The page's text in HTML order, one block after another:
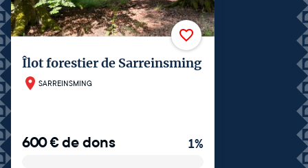
Îlot forestier de Sarreinsming
SARREINSMING
600€de dons 1%